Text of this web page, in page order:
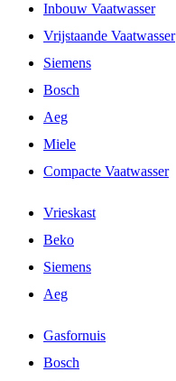
Inbouw Vaatwasser
Vrijstaande Vaatwasser
Siemens
Bosch
Aeg
Miele
Compacte Vaatwasser
Vrieskast
Beko
Siemens
Aeg
Gasfornuis
Bosch